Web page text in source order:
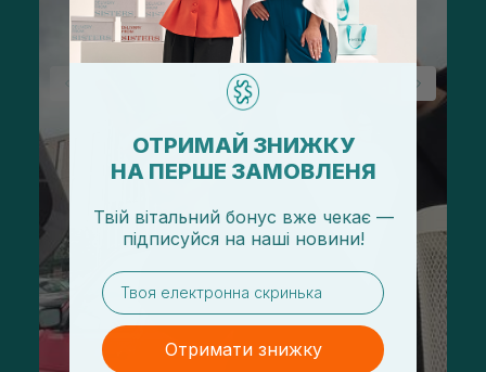
ОТРИМАЙ ЗНИЖКУ
НА ПЕРШЕ ЗАМОВЛЕНЯ
Твій вітальний бонус вже чекає —
підписуйся на наші новини!
email
Отримати знижку